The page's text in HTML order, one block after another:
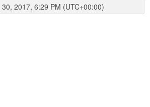
30, 2017, 6:29 PM (UTC+00:00)